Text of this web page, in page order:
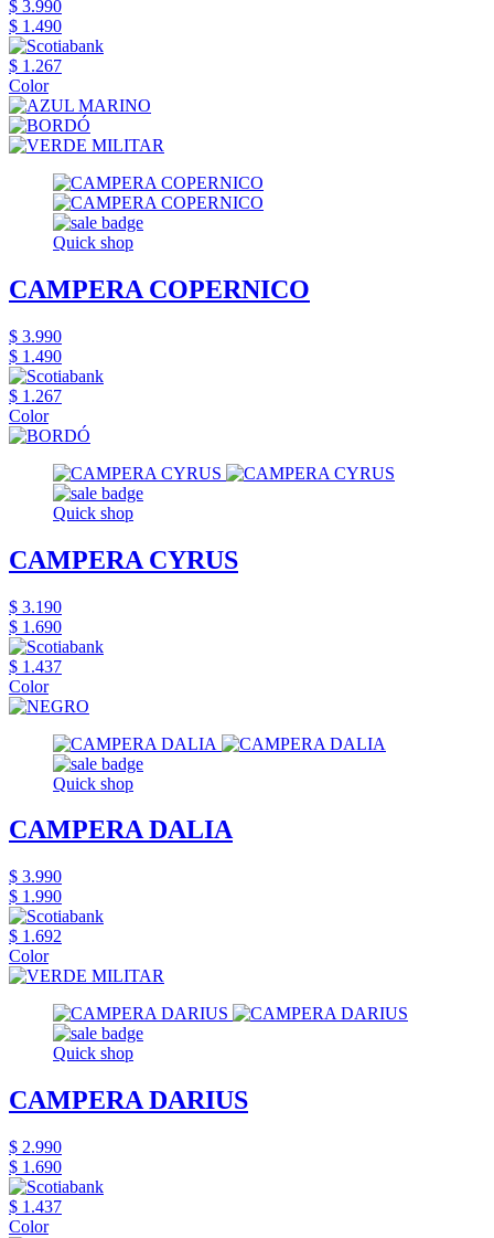
$ 3.990
$ 1.490
$ 1.267
Color
Quick shop
CAMPERA COPERNICO
$ 3.990
$ 1.490
$ 1.267
Color
Quick shop
CAMPERA CYRUS
$ 3.190
$ 1.690
$ 1.437
Color
Quick shop
CAMPERA DALIA
$ 3.990
$ 1.990
$ 1.692
Color
Quick shop
CAMPERA DARIUS
$ 2.990
$ 1.690
$ 1.437
Color